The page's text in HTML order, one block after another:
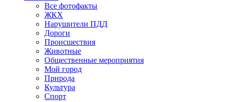
Все фотофакты
ЖКХ
Нарушители ПДД
Дороги
Происшествия
Животные
Общественные мероприятия
Мой город
Природа
Культура
Спорт